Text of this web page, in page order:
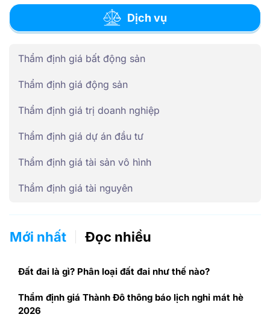
Dịch vụ
Thẩm định giá bất động sản
Thẩm định giá động sản
Thẩm định giá trị doanh nghiệp
Thẩm định giá dự án đầu tư
Thẩm định giá tài sản vô hình
Thẩm định giá tài nguyên
Mới nhất Đọc nhiều
Đất đai là gì? Phân loại đất đai như thế nào?
Thẩm định giá Thành Đô thông báo lịch nghỉ mát hè
2026